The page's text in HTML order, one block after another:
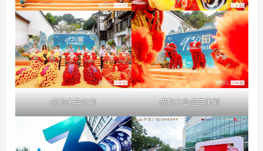
成都庆典公司 成都开业盛典策划